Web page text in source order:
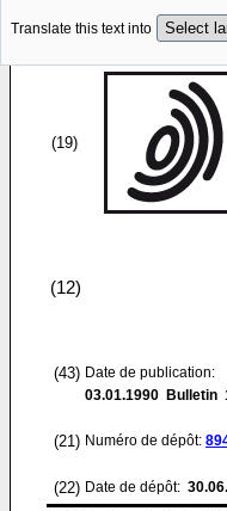
Translate this text into
(19)
(12)
(43) Date de publication:
03.01.1990 Bulletin
(21) Numéro de dépôt:
(22) Date de dépôt: